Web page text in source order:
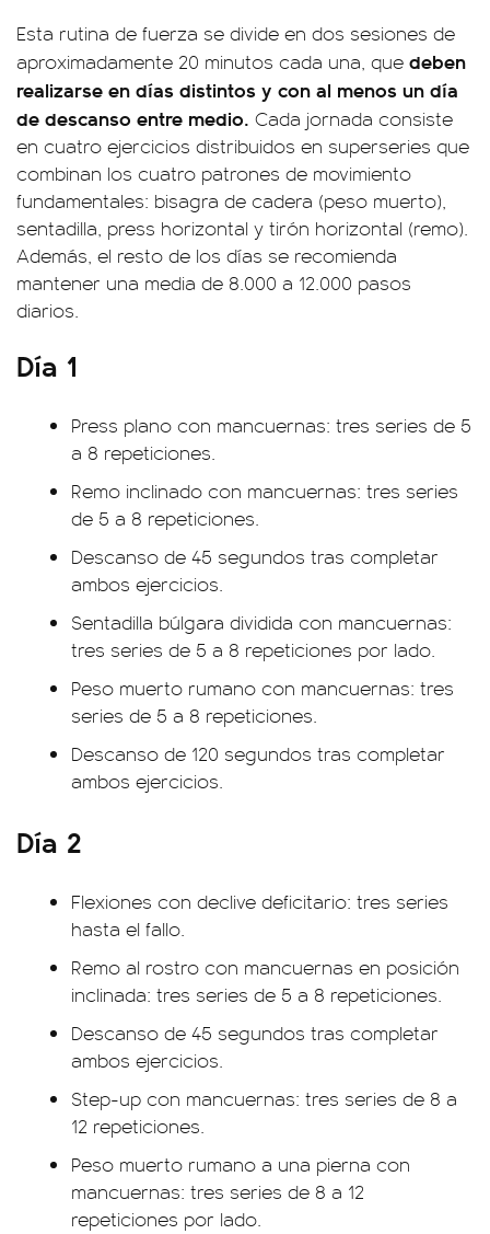
Esta rutina de fuerza se divide en dos sesiones de
aproximadamente 20 minutos cada una, que deben
realizarse en días distintos y con al menos un día
de descanso entre medio. Cada jornada consiste
en cuatro ejercicios distribuidos en superseries que
combinan los cuatro patrones de movimiento
fundamentales: bisagra de cadera (peso muerto),
sentadilla, press horizontal y tirón horizontal (remo).
Además, el resto de los días se recomienda
mantener una media de 8.000 a 12.000 pasos
diarios.
Día 1
Press plano con mancuernas: tres series de 5
a 8 repeticiones.
Remo inclinado con mancuernas: tres series
de 5 a 8 repeticiones.
Descanso de 45 segundos tras completar
ambos ejercicios.
Sentadilla búlgara dividida con mancuernas:
tres series de 5 a 8 repeticiones por lado.
Peso muerto rumano con mancuernas: tres
series de 5 a 8 repeticiones.
Descanso de 120 segundos tras completar
ambos ejercicios.
Día 2
Flexiones con declive deficitario: tres series
hasta el fallo.
Remo al rostro con mancuernas en posición
inclinada: tres series de 5 a 8 repeticiones.
Descanso de 45 segundos tras completar
ambos ejercicios.
Step-up con mancuernas: tres series de 8 a
12 repeticiones.
Peso muerto rumano a una pierna con
mancuernas: tres series de 8 a 12
repeticiones por lado.